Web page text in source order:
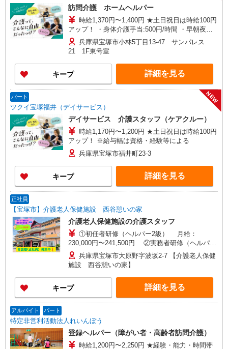
訪問介護 ホームヘルパー
時給1,370円〜1,400円 ★土日祝日は時給100円
アップ！ ・身体介護手当:500円/時間 ・早朝夜間
深夜手当:300円/時間 （18:00〜翌07:59の時間
帯） ・ICT手当:2,000円/月 ・深夜割増は別途支給
・ケア→ケアの移動時間も賃金（時給）を支給 ・
特定事業所加算手当:60円/時間含む ※給与幅は資
格・経験等による
兵庫県宝塚市小林5丁目13-47 サンパレス
21 1F東号室
キープ 詳細を見る
パート
ツクイ宝塚福井（デイサービス）
NEW
デイサービス 介護スタッフ（ケアクルー）
時給1,170円〜1,200円 ★土日祝日は時給100円
アップ！ ※給与幅は資格・経験等による
兵庫県宝塚市福井町23-3
キープ 詳細を見る
正社員
【宝塚市】介護老人保健施設 西谷憩いの家
介護老人保健施設の介護スタッフ
①初任者研修（ヘルパー2級） 月給：
230,000円〜241,500円 ②実務者研修（ヘルパー
1級） 月給：234,500円〜246,000円 ［月給内
訳］ ・基本給：①159,000円〜、②160,500円〜
※経験年数により基本給UP！ ・資格手当：
①5000円、②8,000円 ・職務手当：10,000円 ・
夜勤手当：6,500円/回（夜勤5回 32,500円） ・特
定処遇等手当：①②23,500円 ※3ヶ月毎で金額
につき5,000円
兵庫県宝塚市大原野字波坂2-7 【介護老人保健
施設 西谷憩いの家】
キープ 詳細を見る
アルバイト パート
特定非営利活動法人れいんぼう
登録ヘルパー（障がい者・高齢者訪問介護）
時給1,200円〜2,250円 ★経験・能力・時間帯